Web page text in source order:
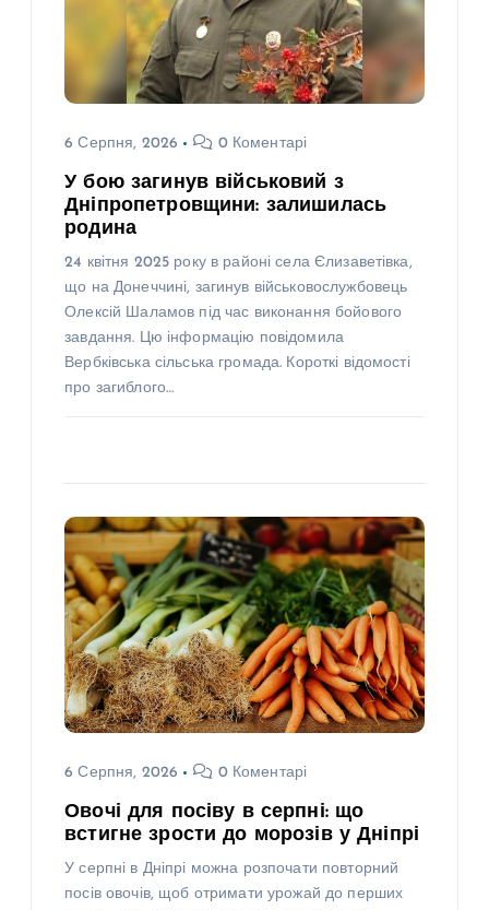
6 Серпня, 2026 0 Коментарі
У бою загинув військовий з
Дніпропетровщини: залишилась
родина
24 квітня 2025 року в районі села Єлизаветівка,
що на Донеччині, загинув військовослужбовець
Олексій Шаламов під час виконання бойового
завдання. Цю інформацію повідомила
Вербківська сільська громада. Короткі відомості
про загиблого…
6 Серпня, 2026 0 Коментарі
Овочі для посіву в серпні: що
встигне зрости до морозів у Дніпрі
У серпні в Дніпрі можна розпочати повторний
посів овочів, щоб отримати урожай до перших